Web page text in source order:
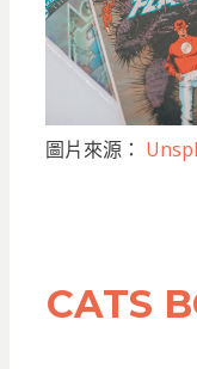
圖片來源：
CATS